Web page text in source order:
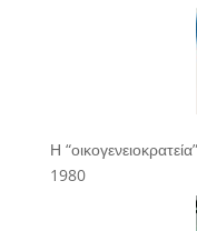
Η
1980